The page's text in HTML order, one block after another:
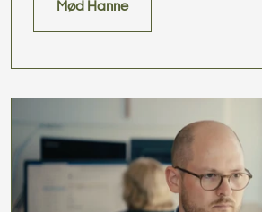
Mød Hanne